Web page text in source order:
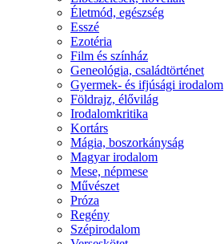
Életmód, egészség
Esszé
Ezotéria
Film és színház
Geneológia, családtörténet
Gyermek- és ifjúsági irodalom
Földrajz, élővilág
Irodalomkritika
Kortárs
Mágia, boszorkányság
Magyar irodalom
Mese, népmese
Művészet
Próza
Regény
Szépirodalom